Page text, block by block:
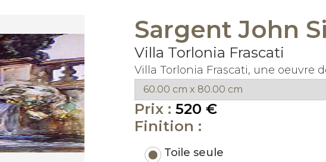
Sargent John
Villa Torlonia Frascati
Villa Torlonia Frascati, une oeuvre
Prix : 520 €
Finition :
Toile seule